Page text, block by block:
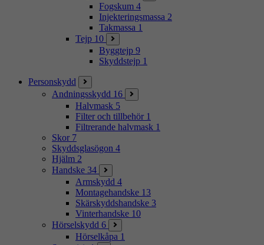
Fogskum 4
Injekteringsmassa 2
Takmassa 1
Tejp 10
Byggtejp 9
Skyddstejp 1
Personskydd
Andningsskydd 16
Halvmask 5
Filter och tillbehör 1
Filtrerande halvmask 1
Skor 7
Skyddsglasögon 4
Hjälm 2
Handske 34
Armskydd 4
Montagehandske 13
Skärskyddshandske 3
Vinterhandske 10
Hörselskydd 6
Hörselkåpa 1